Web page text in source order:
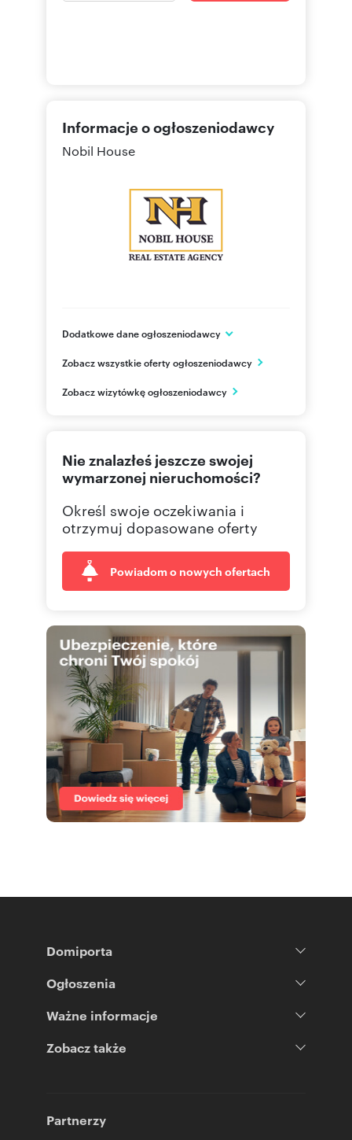
Informacje o ogłoszeniodawcy
Nobil House
Dodatkowe dane ogłoszeniodawcy
Warszawa
PL
Zobacz wszystkie oferty ogłoszeniodawcy
Zobacz wizytówkę ogłoszeniodawcy
Nie znalazłeś jeszcze swojej
wymarzonej nieruchomości?
Określ swoje oczekiwania i
otrzymuj dopasowane oferty
Powiadom o nowych ofertach
Domiporta
Ogłoszenia
Ważne informacje
Zobacz także
Partnerzy